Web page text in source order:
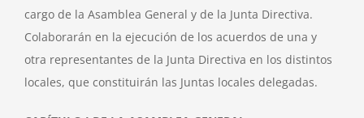
cargo de la Asamblea General y de la Junta Directiva.
Colaborarán en la ejecución de los acuerdos de una y
otra representantes de la Junta Directiva en los distintos
locales, que constituirán las Juntas locales delegadas.